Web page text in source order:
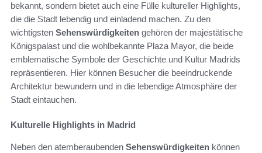
bekannt, sondern bietet auch eine Fülle kultureller Highlights,
die die Stadt lebendig und einladend machen. Zu den
wichtigsten Sehenswürdigkeiten gehören der majestätische
Königspalast und die wohlbekannte Plaza Mayor, die beide
emblematische Symbole der Geschichte und Kultur Madrids
repräsentieren. Hier können Besucher die beeindruckende
Architektur bewundern und in die lebendige Atmosphäre der
Stadt eintauchen.
Kulturelle Highlights in Madrid
Neben den atemberaubenden Sehenswürdigkeiten können